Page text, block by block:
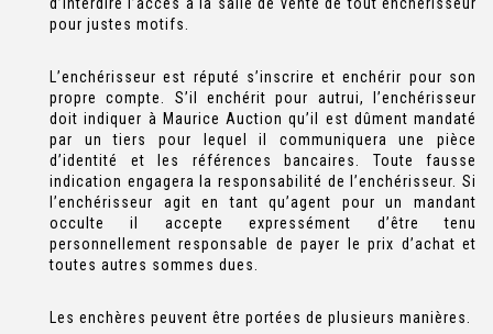
d’interdire l’accès à la salle de vente de tout enchérisseur
pour justes motifs.
L’enchérisseur est réputé s’inscrire et enchérir pour son
propre compte. S’il enchérit pour autrui, l’enchérisseur
doit indiquer à Maurice Auction qu’il est dûment mandaté
par un tiers pour lequel il communiquera une pièce
d’identité et les références bancaires. Toute fausse
indication engagera la responsabilité de l’enchérisseur. Si
l’enchérisseur agit en tant qu’agent pour un mandant
occulte il accepte expressément d’être tenu
personnellement responsable de payer le prix d’achat et
toutes autres sommes dues.
Les enchères peuvent être portées de plusieurs manières.